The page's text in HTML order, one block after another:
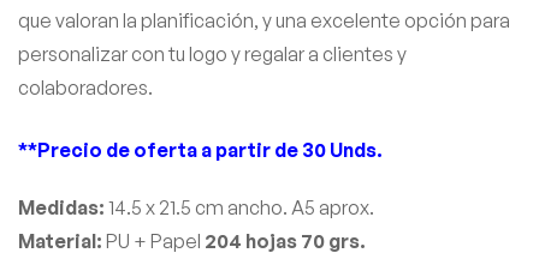
que valoran la planificación, y una excelente opción para
personalizar con tu logo y regalar a clientes y
colaboradores.
**Precio de oferta a partir de 30 Unds.
Medidas: 14.5 x 21.5 cm ancho. A5 aprox.
Material: PU + Papel 204 hojas 70 grs.